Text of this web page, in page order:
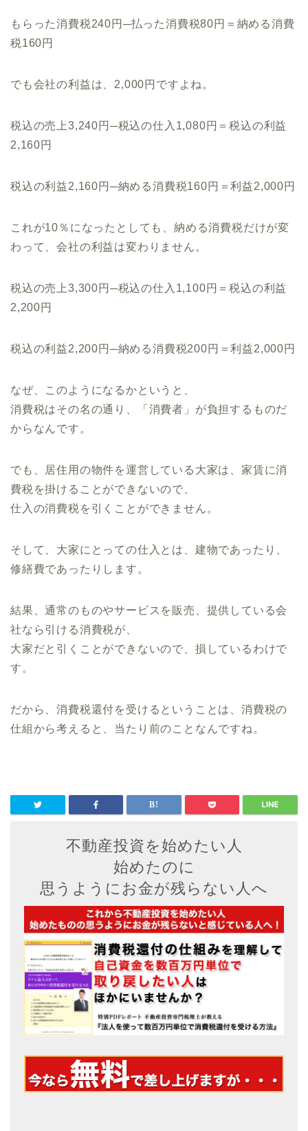
もらった消費税240円─払った消費税80円＝納める消費
税160円
でも会社の利益は、2,000円ですよね。
税込の売上3,240円─税込の仕入1,080円＝税込の利益
2,160円
税込の利益2,160円─納める消費税160円＝利益2,000円
これが10％になったとしても、納める消費税だけが変
わって、会社の利益は変わりません。
税込の売上3,300円─税込の仕入1,100円＝税込の利益
2,200円
税込の利益2,200円─納める消費税200円＝利益2,000円
なぜ、このようになるかというと、
消費税はその名の通り、「消費者」が負担するものだ
からなんです。
でも、居住用の物件を運営している大家は、家賃に消
費税を掛けることができないので、
仕入の消費税を引くことができません。
そして、大家にとっての仕入とは、建物であったり、
修繕費であったりします。
結果、通常のものやサービスを販売、提供している会
社なら引ける消費税が、
大家だと引くことができないので、損しているわけで
す。
だから、消費税還付を受けるということは、消費税の
仕組から考えると、当たり前のことなんですね。
不動産投資を始めたい人
始めたのに
思うようにお金が残らない人へ